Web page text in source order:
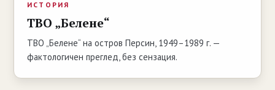
ИСТОРИЯ
ТВО „Белене“
ТВО „Белене“ на остров Персин, 1949–1989 г. —
фактологичен преглед, без сензация.